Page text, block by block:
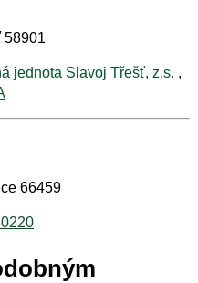
58901
jednota Slavoj Třešť, z.s. ,
66459